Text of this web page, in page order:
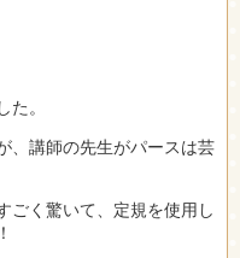
。
、講師の先生がパースは芸
ごく驚いて、定規を使用し